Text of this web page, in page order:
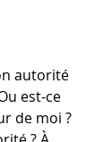
autorité
est-ce
de moi ?